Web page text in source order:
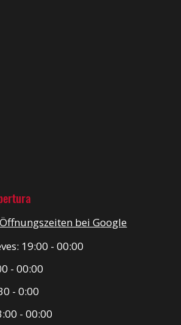
bei Google
19:00 - 00:00
- 00:00
- 0:00
- 00:00